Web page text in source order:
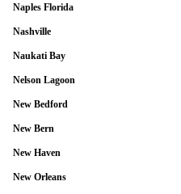
Naples Florida
Nashville
Naukati Bay
Nelson Lagoon
New Bedford
New Bern
New Haven
New Orleans